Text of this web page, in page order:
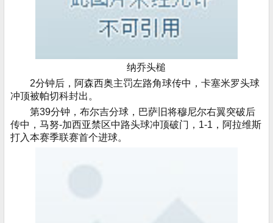
纳乔头槌
2分钟后，阿森西奥主罚左路角球传中，卡塞米罗头球
冲顶被帕切科封出。
第39分钟，布尔吉分球，巴萨旧将穆尼尔右翼突破后
传中，马努-加西亚禁区中路头球冲顶破门，1-1，阿拉维斯
打入本赛季联赛首个进球。